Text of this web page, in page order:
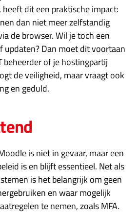
heeft dit een praktische impact:
dan niet meer zelfstandig
de browser. Wil je toch een
updaten? Dan moet dit voortaan
beheerder of je hostingpartij
de veiligheid, maar vraagt ook
en geduld.
is niet in gevaar, maar een
is en blijft essentieel. Net als
is het belangrijk om geen
en waar mogelijk
te nemen, zoals MFA.